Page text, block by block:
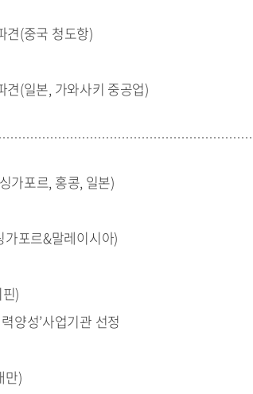
견(중국 청도항)
견(일본, 가와사키 중공업)
가포르, 홍콩, 일본)
포르&말레이시아)
)
양성’사업기관 선정
만)